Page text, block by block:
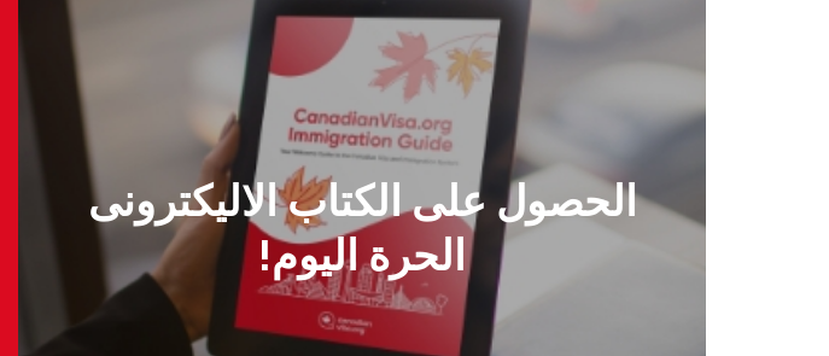
الحصول على الكتاب الاليكترونى
الحرة اليوم!